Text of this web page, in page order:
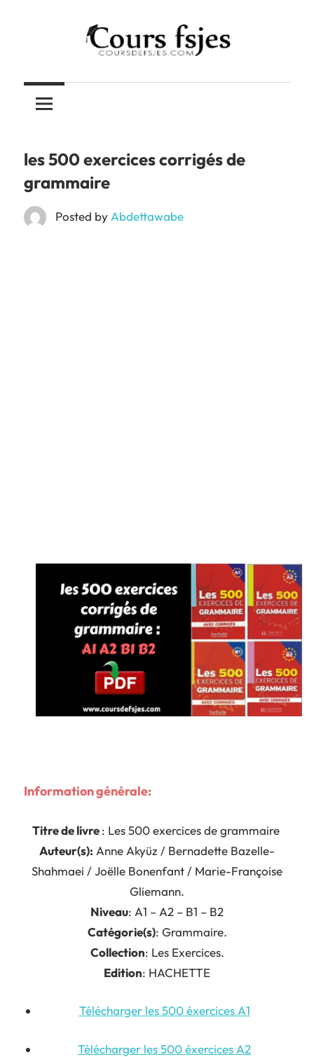
COURS
FSJES
vos
cours
ENCG
les 500 exercices corrigés de
grammaire
Posted by Abdettawabe
Information générale:
Titre de livre: Les 500 exercices de grammaire
Auteur(s): Anne Akyüz / Bernadette Bazelle-
Shahmaei / Joëlle Bonenfant / Marie-Françoise
Gliemann.
Niveau: A1 – A2 – B1 – B2
Catégorie(s): Grammaire.
Collection: Les Exercices.
Edition: HACHETTE
Télécharger les 500 éxercices A1
Télécharger les 500 éxercices A2